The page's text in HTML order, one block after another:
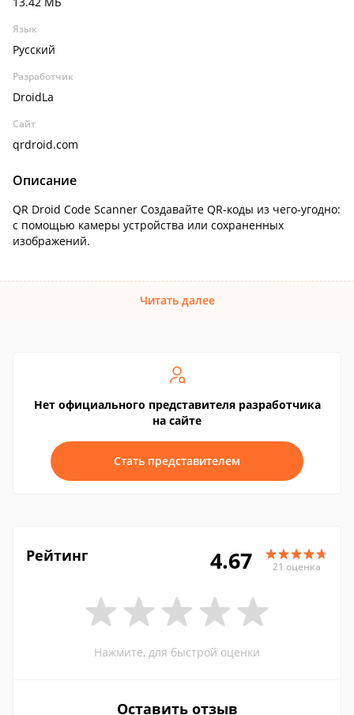
Язык
Русский
Разработчик
DroidLa
Сайт
qrdroid.com
Описание
QR Droid Code Scanner Создавайте QR-коды из чего-угодно:
с помощью камеры устройства или сохраненных
изображений.
Читать далее
Нет официального представителя разработчика
на сайте
Стать представителем
Рейтинг 4.67 21 оценка
Нажмите, для быстрой оценки
Оставить отзыв